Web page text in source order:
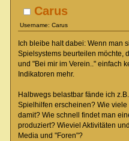
Carus
Username: Carus
Ich bleibe halt dabei: Wenn man
Spielsystems beurteilen möchte,
und "Bei mir im Verein.." einfach
Indikatoren mehr.
Halbwegs belastbar fände ich
Spielhilfen erscheinen? Wie
damit? Wie schnell findet man
produziert? Wieviel Aktivitäten
Media und "Foren"?